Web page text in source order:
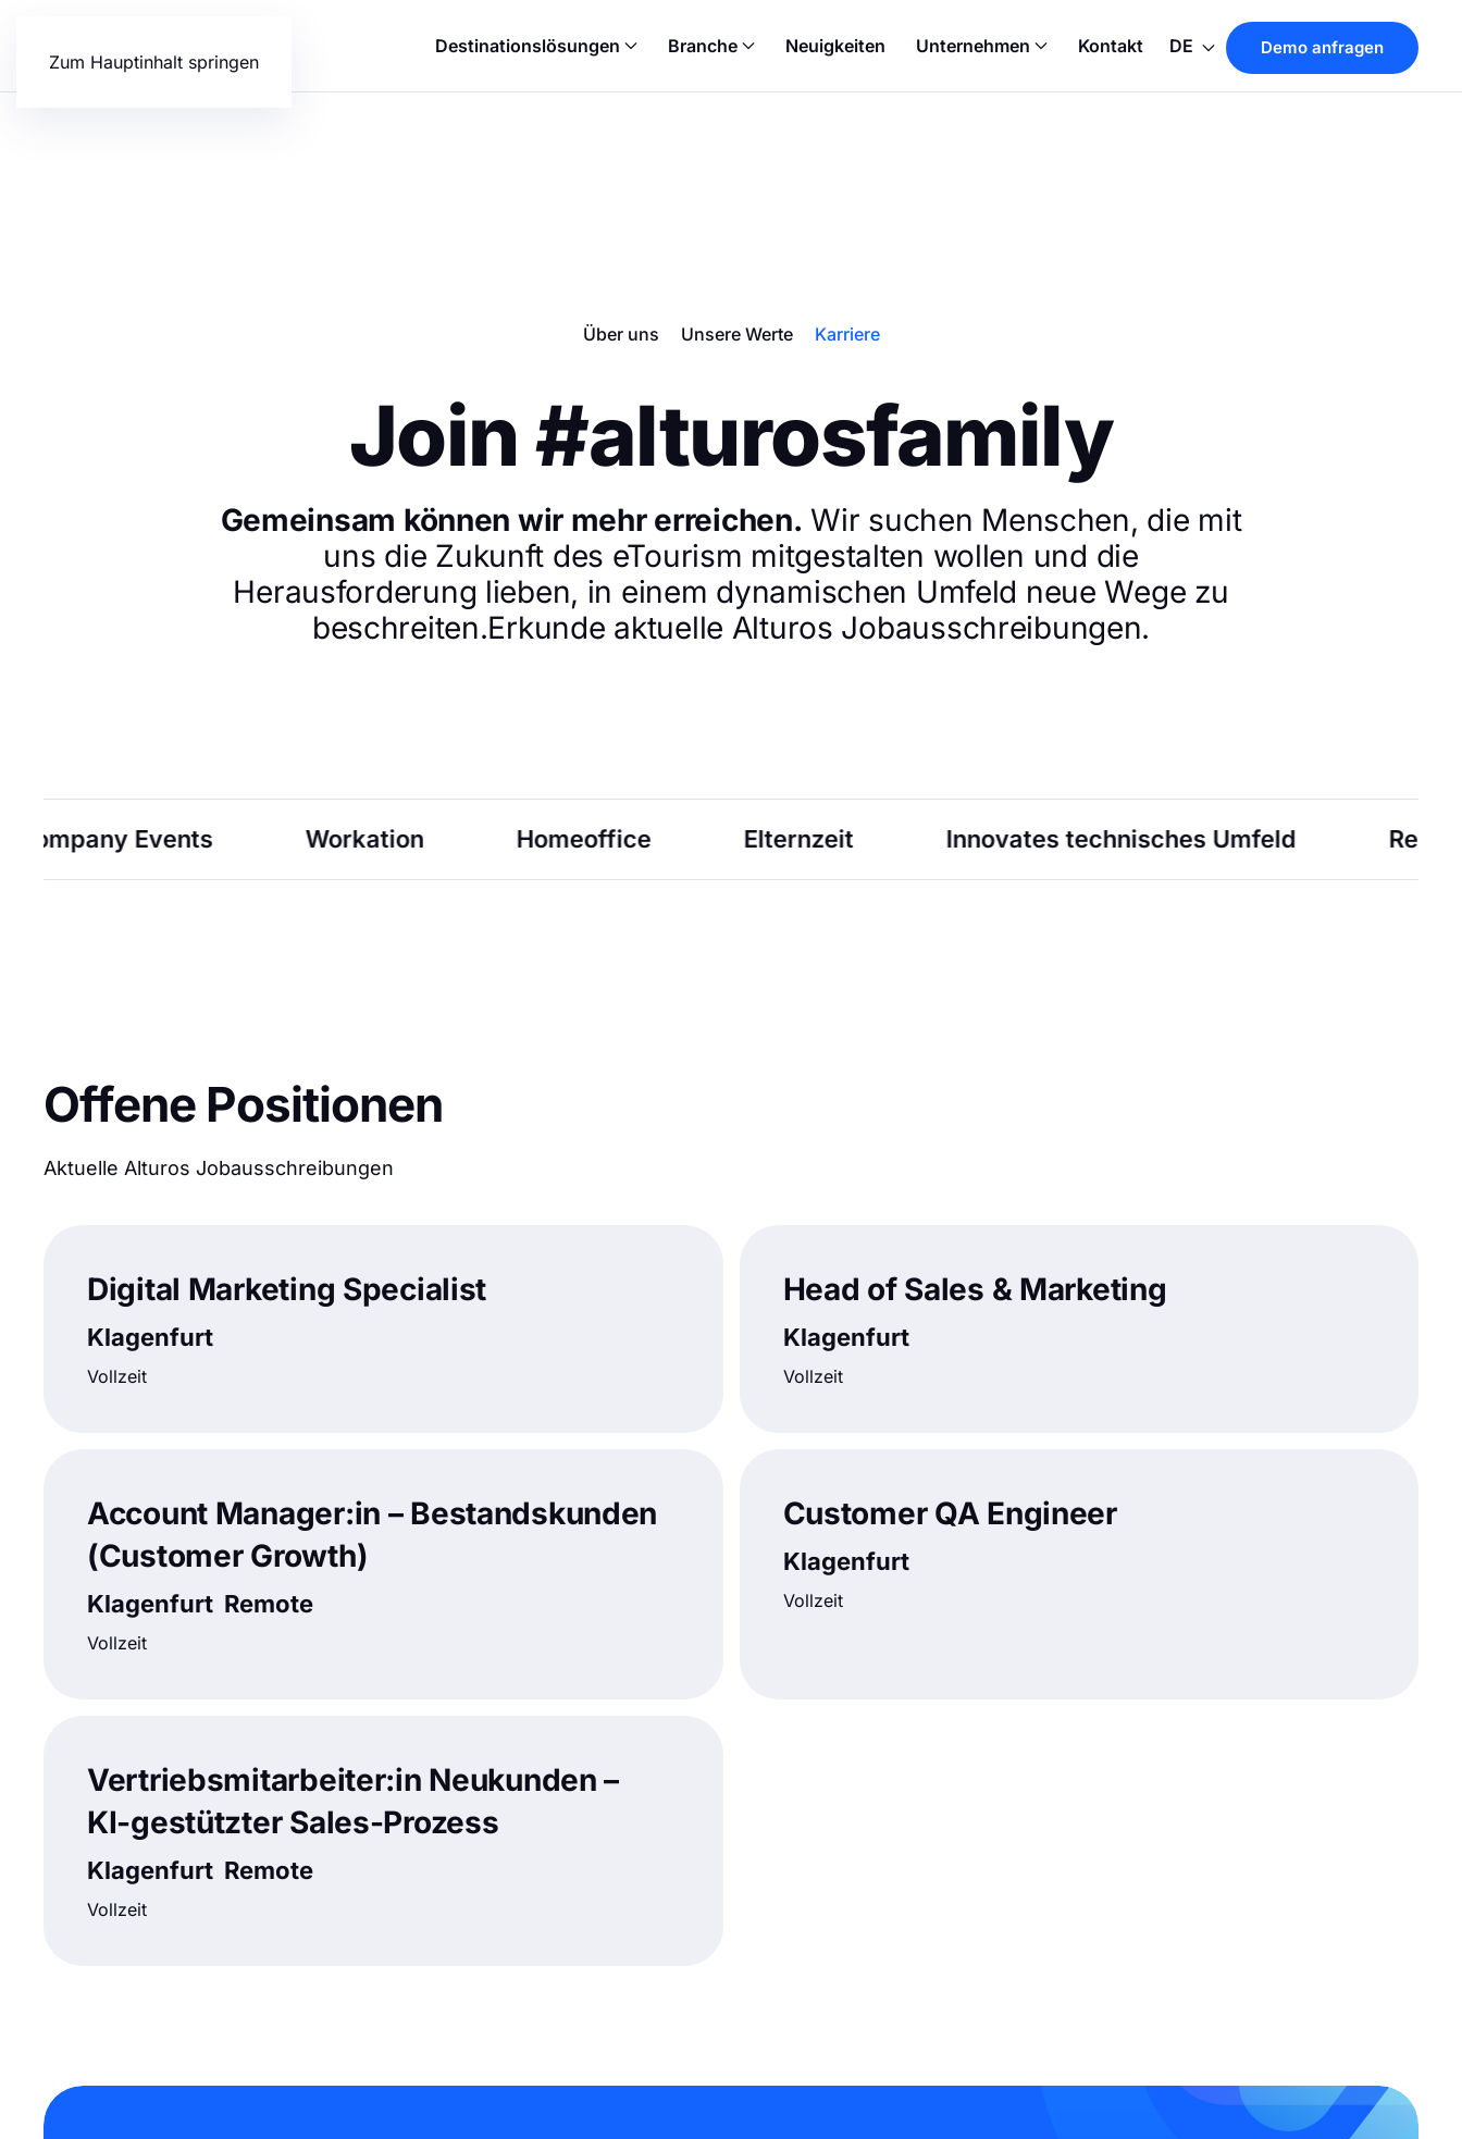
Zum Hauptinhalt springen
Destinationslösungen Branche Neuigkeiten Unternehmen Kontakt DE Demo anfragen
Über uns Unsere Werte Karriere
Join #alturosfamily
Gemeinsam können wir mehr erreichen. Wir suchen Menschen, die mit
uns die Zukunft des eTourism mitgestalten wollen und die
Herausforderung lieben, in einem dynamischen Umfeld neue Wege zu
beschreiten.Erkunde aktuelle Alturos Jobausschreibungen.
Workation Homeoffice Elternzeit Innovates technisches Umfeld Remote friendly
Offene Positionen
Aktuelle Alturos Jobausschreibungen
Digital Marketing Specialist
Klagenfurt
Vollzeit
Head of Sales & Marketing
Klagenfurt
Vollzeit
Account Manager:in – Bestandskunden
(Customer Growth)
Klagenfurt Remote
Vollzeit
Customer QA Engineer
Klagenfurt
Vollzeit
Vertriebsmitarbeiter:in Neukunden –
KI-gestützter Sales-Prozess
Klagenfurt Remote
Vollzeit